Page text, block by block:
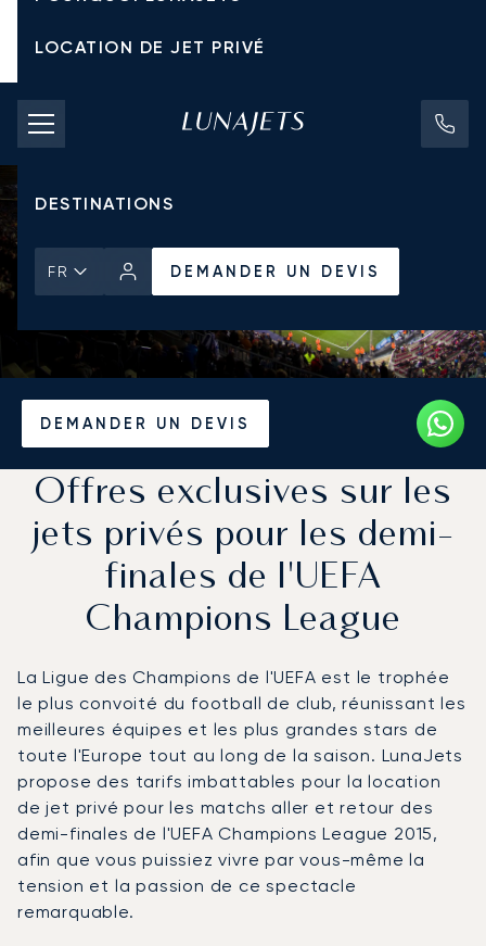
LOCATION DE JET PRIVÉ
TARIFS D'AFFRÈTEMENT
JETS PRIVÉS
DESTINATIONS
FR DEMANDER UN DEVIS
DEMANDER UN DEVIS
Offres exclusives sur les
jets privés pour les demi-
finales de l'UEFA
Champions League
La Ligue des Champions de l'UEFA est le trophée
le plus convoité du football de club, réunissant les
meilleures équipes et les plus grandes stars de
toute l'Europe tout au long de la saison. LunaJets
propose des tarifs imbattables pour la location
de jet privé pour les matchs aller et retour des
demi-finales de l'UEFA Champions League 2015,
afin que vous puissiez vivre par vous-même la
tension et la passion de ce spectacle
remarquable.